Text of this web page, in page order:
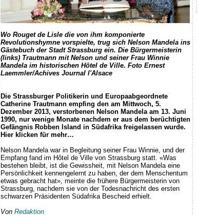
Wo Rouget de Lisle die von ihm komponierte
Revolutionshymne vorspielte, trug sich Nelson Mandela ins
Gästebuch der Stadt Strassburg ein. Die Bürgermeisterin
(links) Trautmann mit Nelson und seiner Frau Winnie
Mandela im historischen Hôtel de Ville. Foto Ernest
Laemmler/Achives Journal l'Alsace
Die Strassburger Politikerin und Europaabgeordnete
Catherine Trautmann empfing den am Mittwoch, 5.
Dezember 2013, verstorbenen Nelson Mandela am 13. Juni
1990, nur wenige Monate nachdem er aus dem berüchtigten
Gefängnis Robben Island in Südafrika freigelassen wurde.
Hier klicken für mehr…
Nelson Mandela war in Begleitung seiner Frau Winnie, und der
Empfang fand im Hôtel de Ville von Strassburg statt. «Was
bestehen bleibt, ist die Gewissheit, mit Nelson Mandela eine
Persönlichkeit kennengelernt zu haben, der dem Menschentum
etwas gebracht hat», meinte die frühere Bürgermeisterin von
Strassburg, nachdem sie von der Todesnachricht des ersten
schwarzen Präsidenten Südafrika Bescheid erhielt.
Von Redaktion